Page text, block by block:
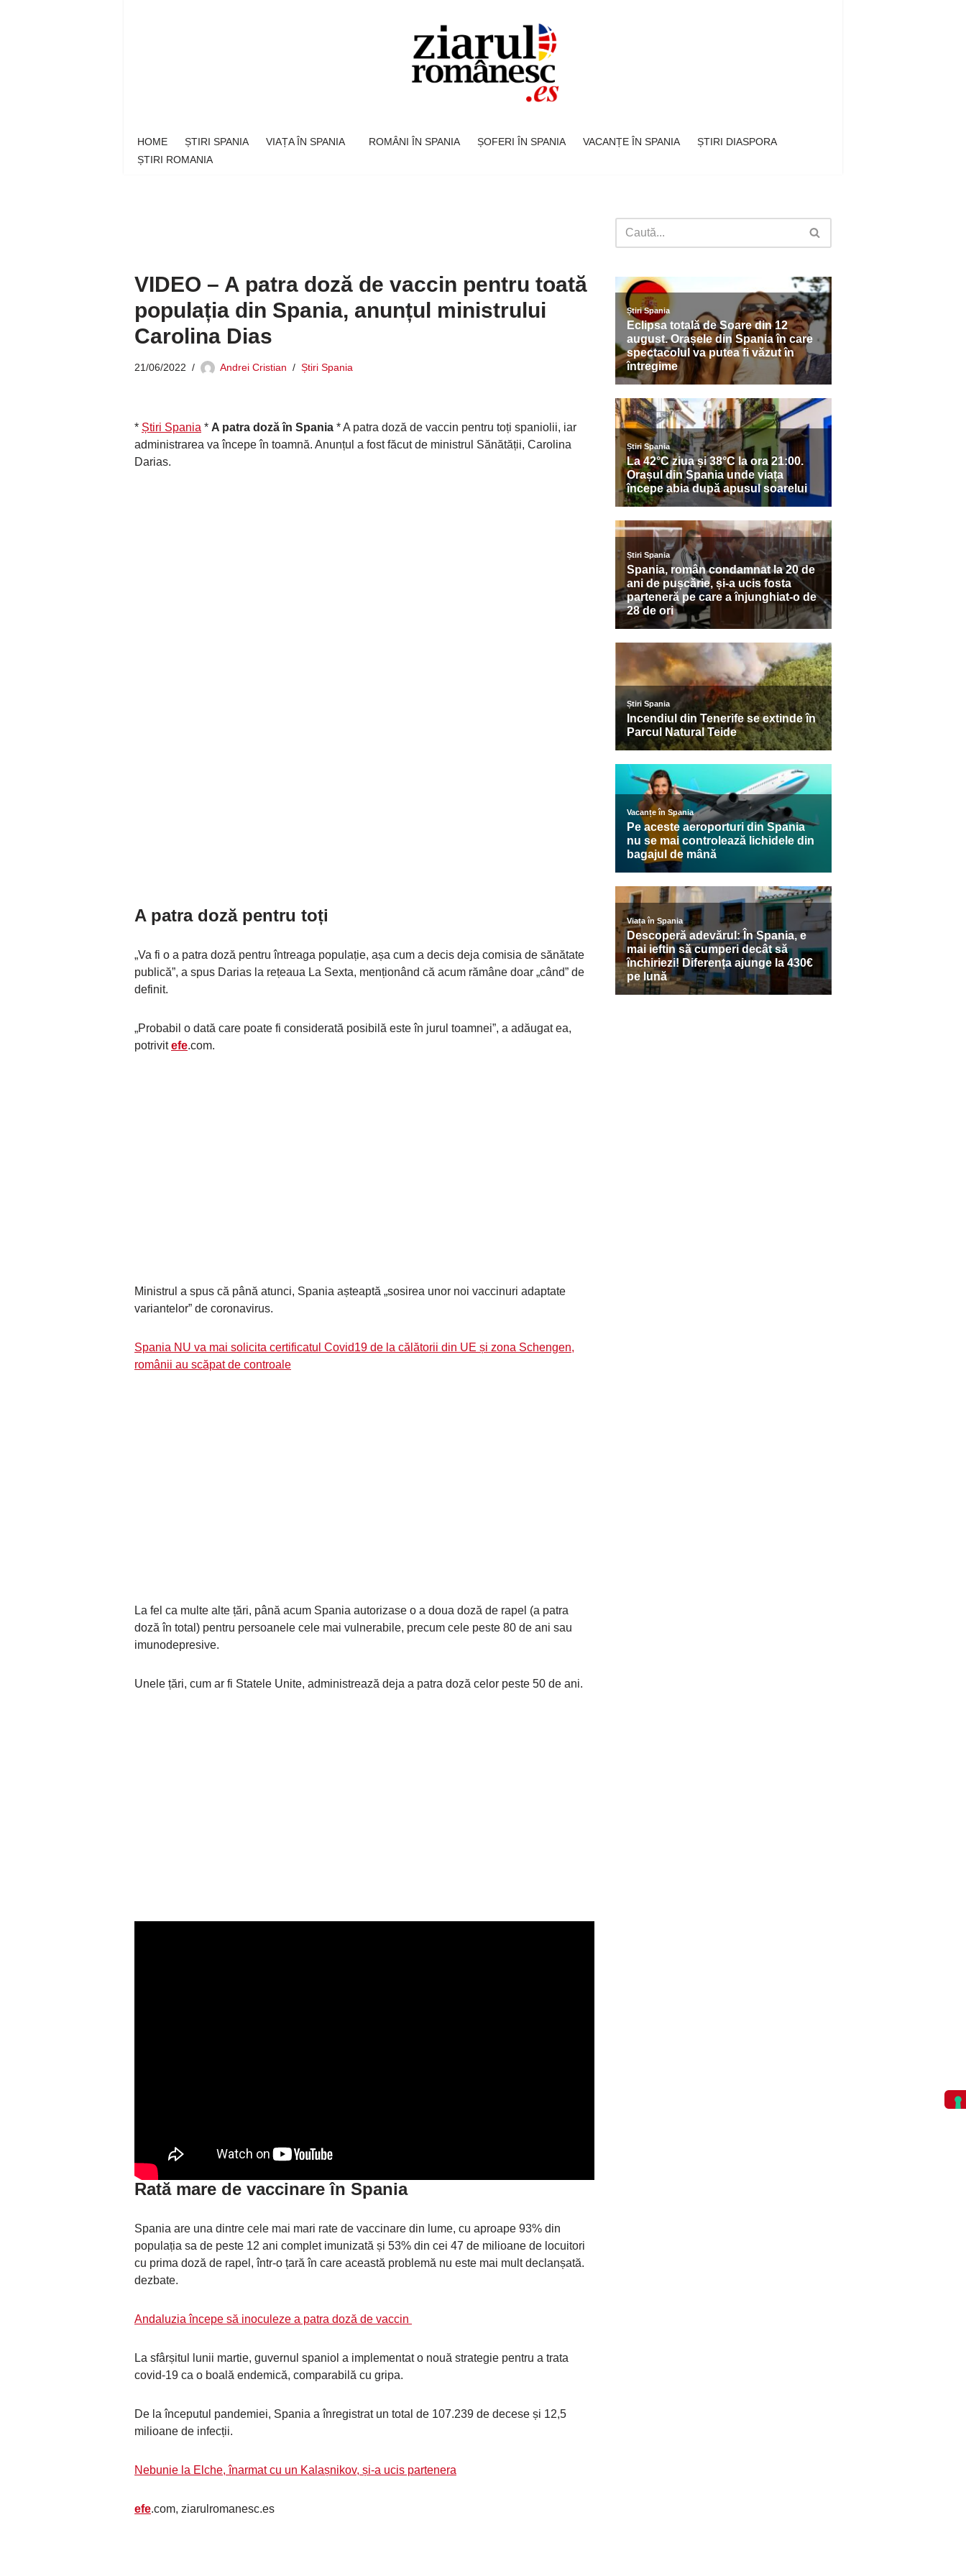
HOME ȘTIRI SPANIA VIAȚA ÎN SPANIA ROMÂNI ÎN SPANIA ȘOFERI ÎN SPANIA VACANȚE ÎN SPANIA
ȘTIRI DIASPORA
ȘTIRI ROMANIA
VIDEO – A patra doză de vaccin pentru toată
populația din Spania, anunțul ministrului
Carolina Dias
21/06/2022 Andrei Cristian Știri Spania
* Știri Spania * A patra doză în Spania * A patra doză de vaccin pentru toți spaniolii, iar
administrarea va începe în toamnă. Anunțul a fost făcut de ministrul Sănătății, Carolina
Darias.
A patra doză pentru toți
„Va fi o a patra doză pentru întreaga populație, așa cum a decis deja comisia de sănătate
publică”, a spus Darias la rețeaua La Sexta, menționând că acum rămâne doar „când” de
definit.
„Probabil o dată care poate fi considerată posibilă este în jurul toamnei”, a adăugat ea,
potrivitefe.com.
Ministrul a spus că până atunci, Spania așteaptă „sosirea unor noi vaccinuri adaptate
variantelor” de coronavirus.
Spania NU va mai solicita certificatul Covid19 de la călătorii din UE și zona Schengen,
românii au scăpat de controale
La fel ca multe alte țări, până acum Spania autorizase o a doua doză de rapel (a patra
doză în total) pentru persoanele cele mai vulnerabile, precum cele peste 80 de ani sau
imunodepresive.
Unele țări, cum ar fi Statele Unite, administrează deja a patra doză celor peste 50 de ani.
Rată mare de vaccinare în Spania
Spania are una dintre cele mai mari rate de vaccinare din lume, cu aproape 93% din
populația sa de peste 12 ani complet imunizată și 53% din cei 47 de milioane de locuitori
cu prima doză de rapel, într-o țară în care această problemă nu este mai mult declanșată.
dezbate.
Andaluzia începe să inoculeze a patra doză de vaccin
La sfârșitul lunii martie, guvernul spaniol a implementat o nouă strategie pentru a trata
covid-19 ca o boală endemică, comparabilă cu gripa.
De la începutul pandemiei, Spania a înregistrat un total de 107.239 de decese și 12,5
milioane de infecții.
Nebunie la Elche, înarmat cu un Kalașnikov, și-a ucis partenera
efe.com, ziarulromanesc.es